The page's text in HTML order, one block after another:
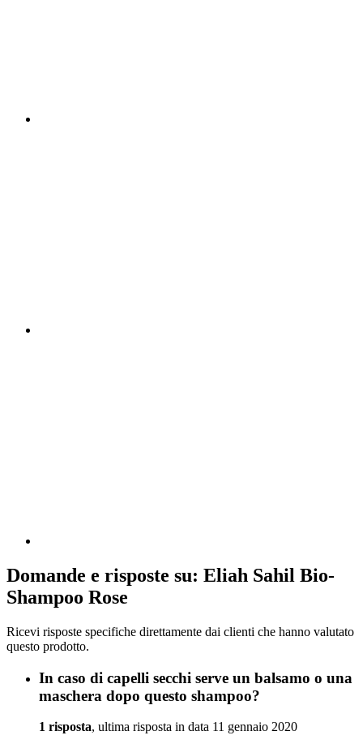
Domande e risposte su: Eliah Sahil Bio-
Shampoo Rose
Ricevi risposte specifiche direttamente dai clienti che hanno valutato
questo prodotto.
In caso di capelli secchi serve un balsamo o una
maschera dopo questo shampoo?
1 risposta, ultima risposta in data 11 gennaio 2020